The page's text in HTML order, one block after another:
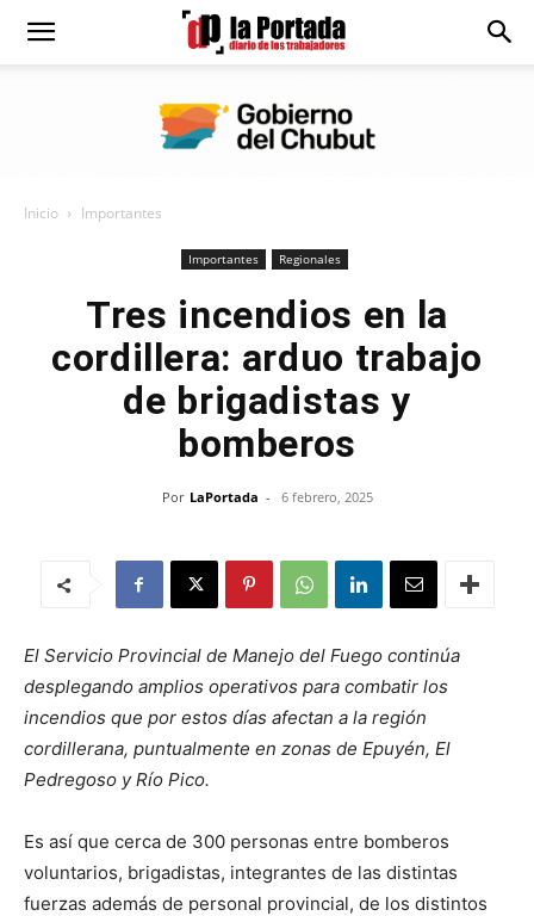
Diario
Inicio Importantes
Importantes Regionales
Tres incendios en la
cordillera: arduo trabajo
de brigadistas y
bomberos
Por LaPortada - 6 febrero, 2025
El Servicio Provincial de Manejo del Fuego continúa
desplegando amplios operativos para combatir los
incendios que por estos días afectan a la región
cordillerana, puntualmente en zonas de Epuyén, El
Pedregoso y Río Pico.
Es así que cerca de 300 personas entre bomberos
voluntarios, brigadistas, integrantes de las distintas
fuerzas además de personal provincial, de los distintos